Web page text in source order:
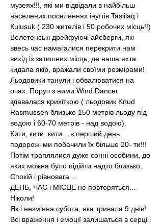
музеях!!!, які ми відвідали в найбільш
населених поселеннях інуїтів Tasiilaq і
Кulusuk ( 230 жителів і 50 робочих місць!!)
Велетенські дрейфуючі айсберги, які
ввесь час намагалися перекрити нам
вихід із затишних місць, де наша яхта
кидала якір, вражали своїми розмірами!
Льодовики танули і обвалюватися на
очах. Поруч з ними Wind Dancer
здавалася крихіткою ( льодовик Knud
Rasmussen близько 150 метрів льоду під
водою і 60-70 метрів - над водою).
Кити, кити, кити... в перший день
подорожі ми побачили їх більше 20- ти!!!
Потім траплялися дуже сонні особини, до
яких можна було підійти надто близько.
Спокій і рівновага...
ДЕНЬ, ЧАС і МІСЦЕ не повторяться...
Ніколи!
Як і незмінна субота, яка тривала 9 днів!
Всі враження і емоції залишаться в серці і